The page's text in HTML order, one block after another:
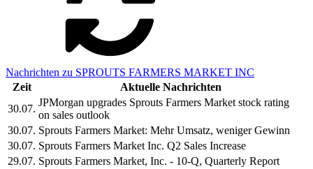
Nachrichten zu SPROUTS FARMERS MARKET INC
Zeit
Aktuelle Nachrichten
30.07.
JPMorgan upgrades Sprouts Farmers Market stock rating
on sales outlook
30.07. Sprouts Farmers Market: Mehr Umsatz, weniger Gewinn
30.07. Sprouts Farmers Market Inc. Q2 Sales Increase
29.07. Sprouts Farmers Market, Inc. - 10-Q, Quarterly Report